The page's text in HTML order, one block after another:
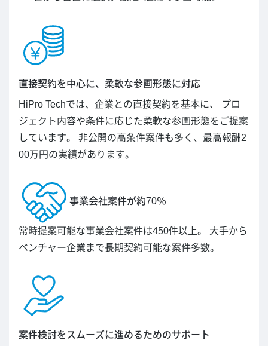
直接契約を中心に、柔軟な参画形態に対応
HiPro Techでは、企業との直接契約を基本に、 プロ
ジェクト内容や条件に応じた柔軟な参画形態をご提案
しています。 非公開の高条件案件も多く、最高報酬2
00万円の実績があります。
事業会社案件が約70％
常時提案可能な事業会社案件は450件以上。 大手から
ベンチャー企業まで長期契約可能な案件多数。
案件検討をスムーズに進めるためのサポート